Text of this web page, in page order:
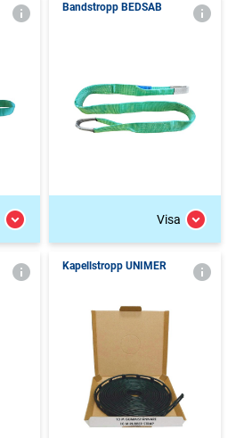
Bandstropp BEDSAB
Visa
Kapellstropp UNIMER